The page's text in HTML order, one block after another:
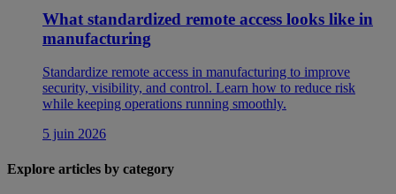
What standardized remote access looks like in
manufacturing
Standardize remote access in manufacturing to improve
security, visibility, and control. Learn how to reduce risk
while keeping operations running smoothly.
5 juin 2026
Explore articles by category